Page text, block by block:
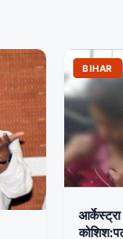
BIHAR